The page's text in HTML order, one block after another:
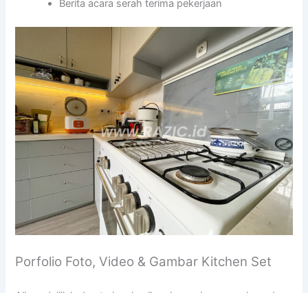
Berita acara serah terima pekerjaan
Porfolio Foto, Video & Gambar Kitchen Set